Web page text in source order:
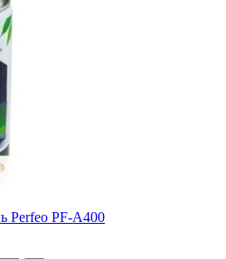
Perfeo PF-A400